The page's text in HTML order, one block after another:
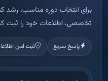
برای انتخاب دوره مناسب، رشد
تخصصی، اطلاعات خود را ثبت
پاسخ سریع ثبت امن